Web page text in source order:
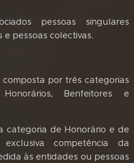
pessoas singulares
e pessoas colectivas.
composta por três categorias
Benfeitores e
categoria de Honorário e de
competência da
às entidades ou pessoas